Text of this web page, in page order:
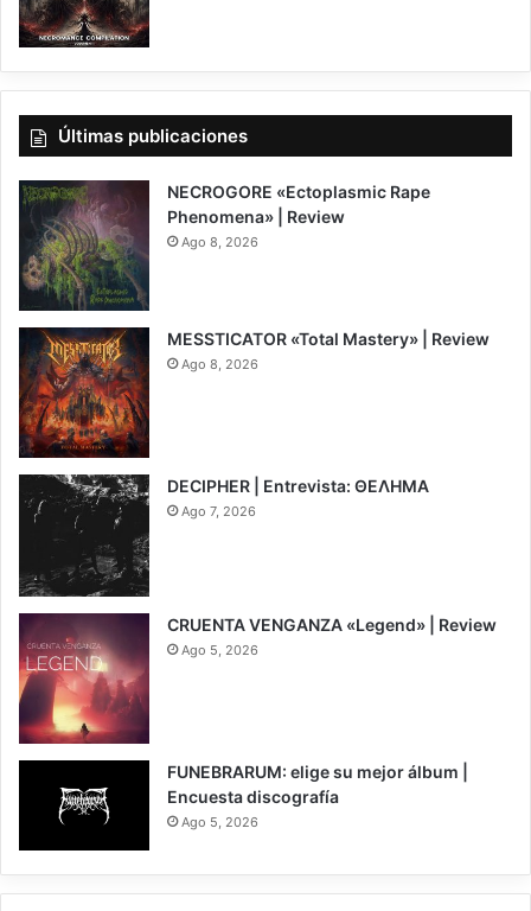
Últimas publicaciones
NECROGORE «Ectoplasmic Rape
Phenomena» | Review
Ago 8, 2026
6.5
MESSTICATOR «Total Mastery» | Review
Ago 8, 2026
DECIPHER | Entrevista: ΘΕΛΗΜΑ
Ago 7, 2026
7
CRUENTA VENGANZA «Legend» | Review
Ago 5, 2026
FUNEBRARUM: elige su mejor álbum |
Encuesta discografía
Ago 5, 2026